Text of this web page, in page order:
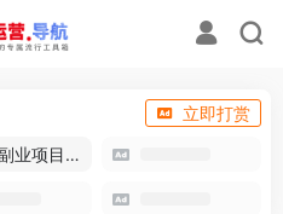
立即打赏
免费副业项目/实战推荐